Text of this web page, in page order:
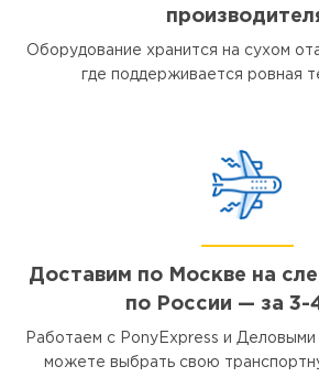
Оборудование хранится на сухом
где поддерживается ровная
Доставим по Москве на
по России — за 3-
Работаем с PonyExpress и
можете выбрать свою